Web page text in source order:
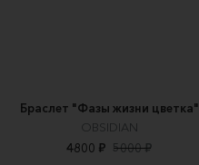
Браслет "Фазы жизни цветка"
OBSIDIAN
4800 ₽ 5000 ₽